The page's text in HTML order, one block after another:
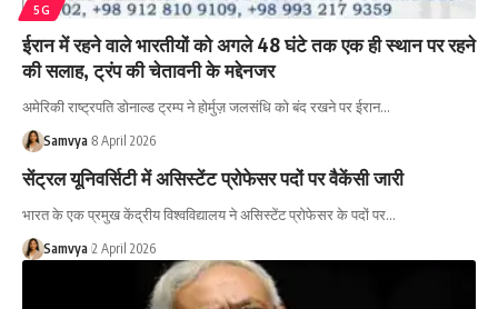
5G
ईरान में रहने वाले भारतीयों को अगले 48 घंटे तक एक ही स्थान पर रहने
की सलाह, ट्रंप की चेतावनी के मद्देनजर
अमेरिकी राष्ट्रपति डोनाल्ड ट्रम्प ने होर्मुज़ जलसंधि को बंद रखने पर ईरान…
Samvya 8 April 2026
सेंट्रल यूनिवर्सिटी में असिस्टेंट प्रोफेसर पदों पर वैकेंसी जारी
भारत के एक प्रमुख केंद्रीय विश्वविद्यालय ने असिस्टेंट प्रोफेसर के पदों पर…
Samvya 2 April 2026